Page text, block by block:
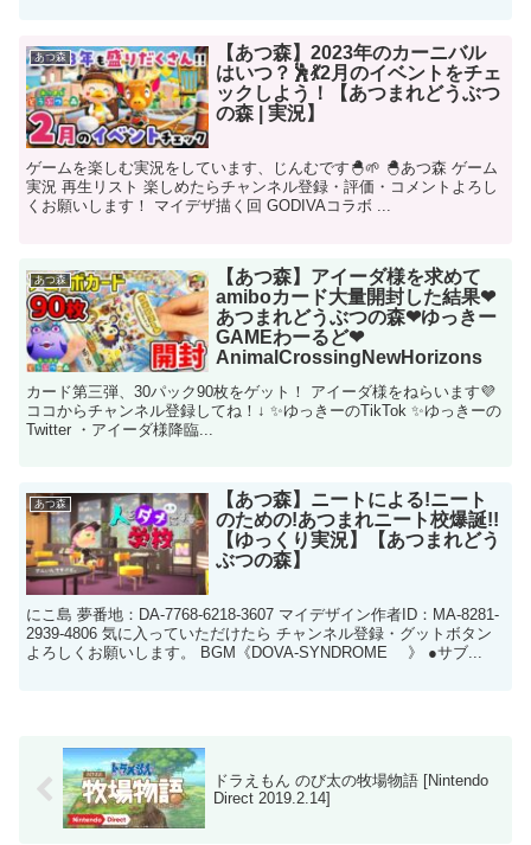
あつ森
【あつ森】2023年のカーニバル
はいつ？🕺💃2月のイベントをチェ
ックしよう！【あつまれどうぶつ
の森 | 実況】
ゲームを楽しむ実況をしています、じんむです🐣🌱 🐣あつ森 ゲーム
実況 再生リスト 楽しめたらチャンネル登録・評価・コメントよろし
くお願いします！ マイデザ描く回 GODIVAコラボ ...
あつ森
【あつ森】アイーダ様を求めて
amiboカード大量開封した結果❤
あつまれどうぶつの森❤ゆっきー
GAMEわーるど❤
AnimalCrossingNewHorizons
カード第三弾、30パック90枚をゲット！ アイーダ様をねらいます💜
ココからチャンネル登録してね！↓ ✨ゆっきーのTikTok ✨ゆっきーの
Twitter ・アイーダ様降臨...
あつ森
【あつ森】ニートによる!ニート
のための!あつまれニート校爆誕!!
【ゆっくり実況】【あつまれどう
ぶつの森】
にこ島 夢番地：DA-7768-6218-3607 マイデザイン作者ID：MA-8281-
2939-4806 気に入っていただけたら チャンネル登録・グットボタン
よろしくお願いします。 BGM《DOVA-SYNDROME 》 ●サブ...
ドラえもん のび太の牧場物語 [Nintendo
Direct 2019.2.14]